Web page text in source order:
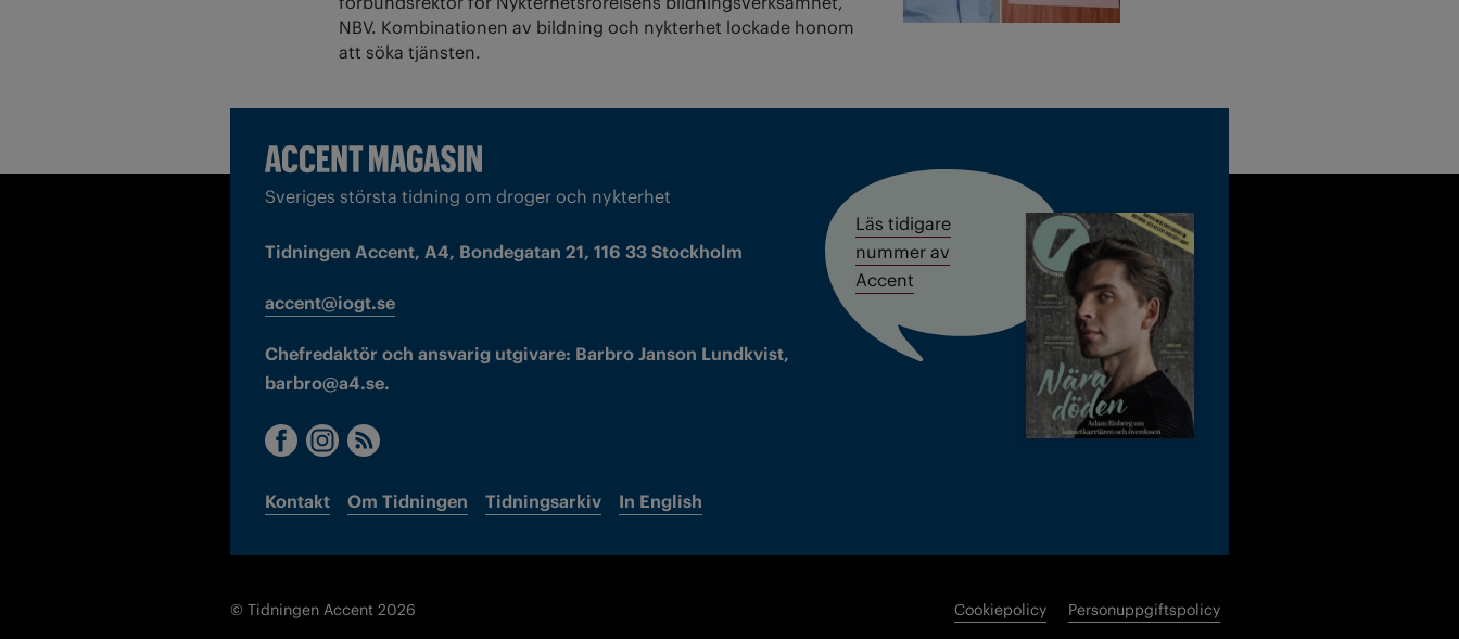
NBV. Kombinationen av bildning och nykterhet lockade honom
att söka tjänsten.
Sveriges största tidning om droger och nykterhet
Tidningen Accent, A4, Bondegatan 21, 116 33 Stockholm
accent@iogt.se
Chefredaktör och ansvarig utgivare: Barbro Janson Lundkvist,
barbro@a4.se.
Kontakt Om Tidningen Tidningsarkiv In English
Läs tidigare
nummer av
Accent
© Tidningen Accent 2026 Cookiepolicy Personuppgiftspolicy